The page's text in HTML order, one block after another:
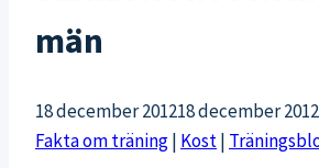
män
18 december 201218 december 2012
Fakta om träning| Kost|